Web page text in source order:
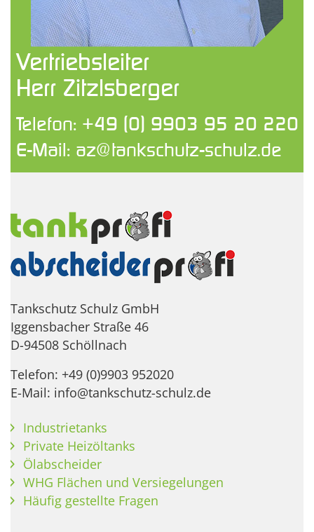
Vertriebsleiter
Herr Zitzlsberger
Telefon: +49 (0) 9903 95 20 220
E-Mail: az@tankschutz-schulz.de
Tankschutz Schulz GmbH
Iggensbacher Straße 46
D-94508 Schöllnach
Telefon: +49 (0)9903 952020
E-Mail: info@tankschutz-schulz.de
Industrietanks
Private Heizöltanks
Ölabscheider
WHG Flächen und Versiegelungen
Häufig gestellte Fragen